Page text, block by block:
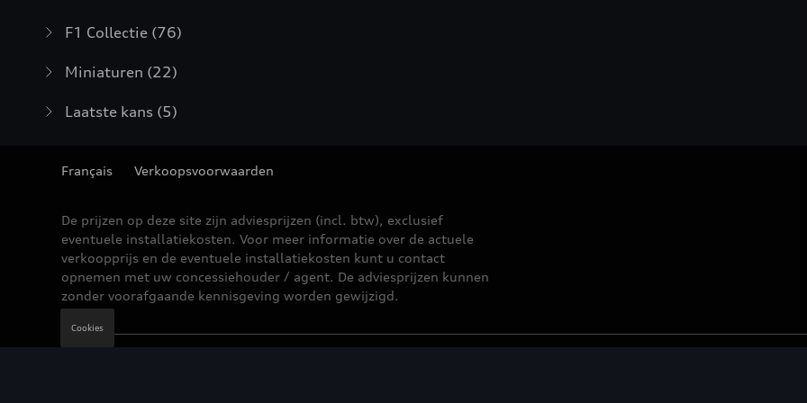
F1 Collectie (76)
Miniaturen (22)
Laatste kans (5)
Français Verkoopsvoorwaarden
De prijzen op deze site zijn adviesprijzen (incl. btw), exclusief
eventuele installatiekosten. Voor meer informatie over de actuele
verkoopprijs en de eventuele installatiekosten kunt u contact
opnemen met uw concessiehouder / agent. De adviesprijzen kunnen
zonder voorafgaande kennisgeving worden gewijzigd.
Cookies